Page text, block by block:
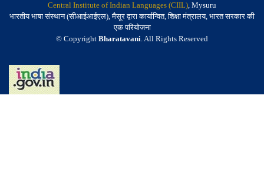
Central Institute of Indian Languages (CIIL), Mysuru
भारतीय भाषा संस्थान (सीआईआईएल), मैसूर द्वारा कार्यान्वित, शिक्षा मंत्रालय, भारत सरकार की
एक परियोजना
© Copyright Bharatavani. All Rights Reserved